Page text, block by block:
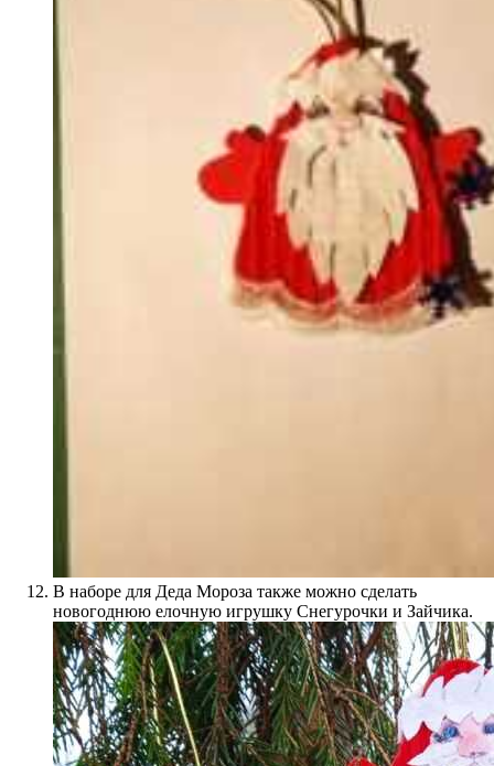
В наборе для Деда Мороза также можно сделать
новогоднюю елочную игрушку Снегурочки и Зайчика.